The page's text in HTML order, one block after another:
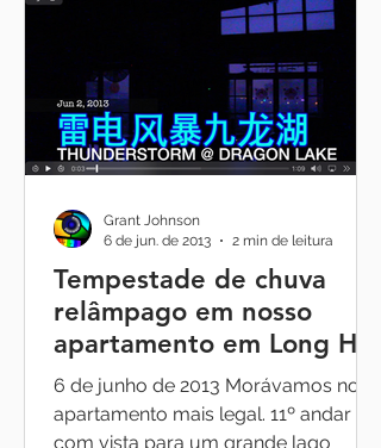
Tempestade de chuva
relâmpago em nosso
apartamento em Long Hu
Xi Yuan olhando para
Dragon Lake (Long Hu, 龙
6 de junho de 2013 Morávamos no
apartamento mais legal. 11º andar
com vista para um grande lago
Grant Johnson
6 de jun. de 2013
2 min de leitura